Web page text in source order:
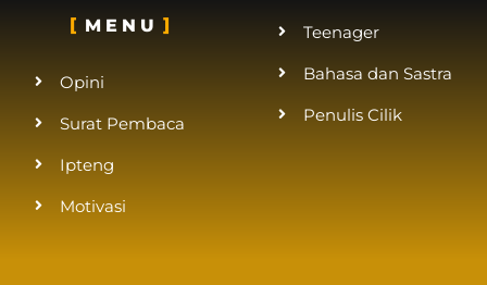
MENU
Opini
Surat Pembaca
Ipteng
Motivasi
Teenager
Bahasa dan Sastra
Penulis Cilik